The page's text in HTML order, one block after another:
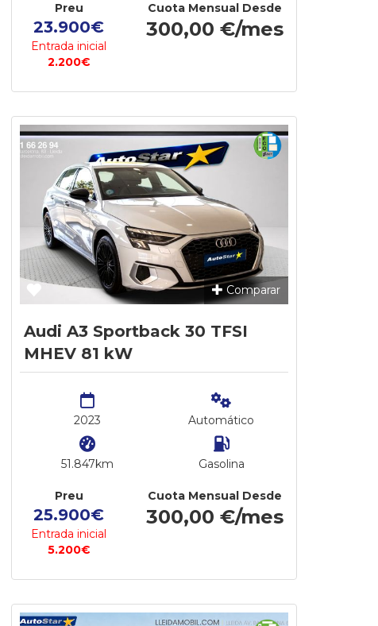
Preu
23.900€
Entrada inicial
2.200€
Cuota Mensual Desde
300,00 €/mes
Comparar
Audi A3 Sportback 30 TFSI
MHEV 81 kW
2023
51.847km
Automático
Gasolina
Preu
25.900€
Entrada inicial
5.200€
Cuota Mensual Desde
300,00 €/mes